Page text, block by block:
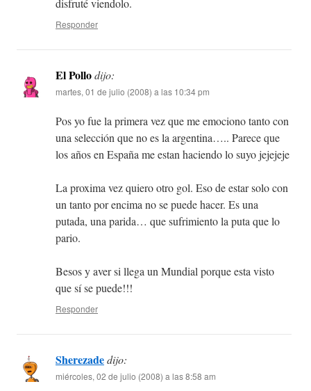
disfruté viendolo.
Responder
El Pollodijo:
martes, 01 de julio (2008) a las 10:34 pm
Pos yo fue la primera vez que me emociono tanto con
una selección que no es la argentina….. Parece que
los años en España me estan haciendo lo suyo jejejeje
La proxima vez quiero otro gol. Eso de estar solo con
un tanto por encima no se puede hacer. Es una
putada, una parida… que sufrimiento la puta que lo
pario.
Besos y aver si llega un Mundial porque esta visto
que sí se puede!!!
Responder
Sherezadedijo:
miércoles, 02 de julio (2008) a las 8:58 am